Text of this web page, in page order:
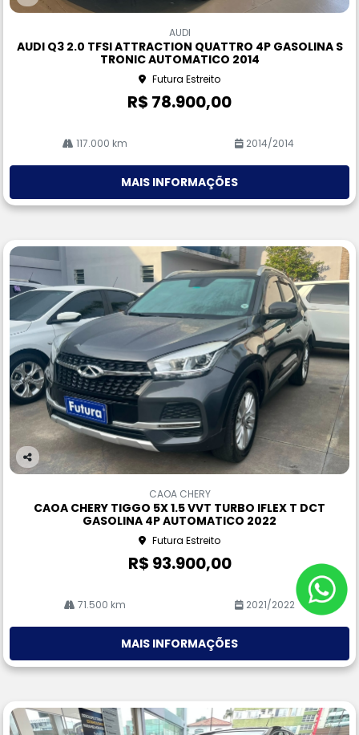
Co
rtil
AUDI
AUDI Q3 2.0 TFSI ATTRACTION QUATTRO 4P GASOLINA S
TRONIC AUTOMATICO 2014
Futura Estreito
R$ 78.900,00
117.000 km 2014/2014
MAIS INFORMAÇÕES
Co
CAOA CHERY
CAOA CHERY TIGGO 5X 1.5 VVT TURBO IFLEX T DCT
GASOLINA 4P AUTOMATICO 2022
Futura Estreito
R$ 93.900,00
71.500 km 2021/2022
MAIS INFORMAÇÕES